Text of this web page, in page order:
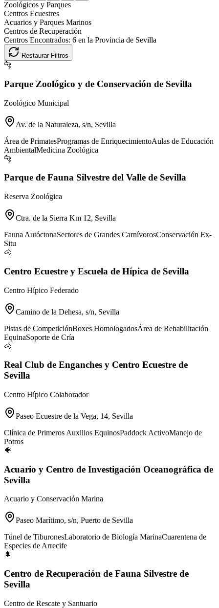
Zoológicos y Parques
Centros Ecuestres
Acuarios y Parques Marinos
Centros de Recuperación
Centros Encontrados: 6 en la Provincia de Sevilla
Restaurar Filtros
🐆
Parque Zoológico y de Conservación de Sevilla
Zoológico Municipal
Av. de la Naturaleza, s/n, Sevilla
Área de PrimatesProgramas de EnriquecimientoAulas de Educación
AmbientalMedicina Zoológica
🐆
Parque de Fauna Silvestre del Valle de Sevilla
Reserva Zoológica
Ctra. de la Sierra Km 12, Sevilla
Fauna AutóctonaSectores de Grandes CarnívorosConservación Ex-
Situ
🐴
Centro Ecuestre y Escuela de Hípica de Sevilla
Centro Hípico Federado
Camino de la Dehesa, s/n, Sevilla
Pistas de CompeticiónBoxes HomologadosÁrea de Rehabilitación
EquinaSoporte de Cría
🐴
Real Club de Enganches y Centro Ecuestre de
Sevilla
Centro Hípico Colaborador
Paseo Ecuestre de la Vega, 14, Sevilla
Clínica de Primeros Auxilios EquinosPaddock ActivoManejo de
Potros
🐠
Acuario y Centro de Investigación Oceanográfica de
Sevilla
Acuario y Conservación Marina
Paseo Marítimo, s/n, Puerto de Sevilla
Túnel de TiburonesLaboratorio de Biología MarinaCuarentena de
Especies de Arrecife
🌲
Centro de Recuperación de Fauna Silvestre de
Sevilla
Centro de Rescate y Santuario